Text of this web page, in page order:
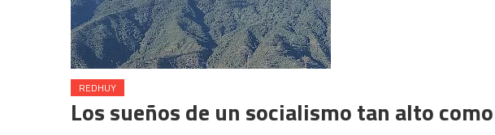
REDHUY
Los sueños de un socialismo tan alto